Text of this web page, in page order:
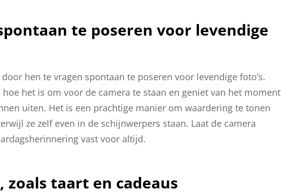
te poseren voor levendige
hen te vragen spontaan te poseren voor levendige foto’s.
het is om voor de camera te staan en geniet van het moment
uiten. Het is een prachtige manier om waardering te tonen
ze zelf even in de schijnwerpers staan. Laat de camera
vast voor altijd.
zoals taart en cadeaus